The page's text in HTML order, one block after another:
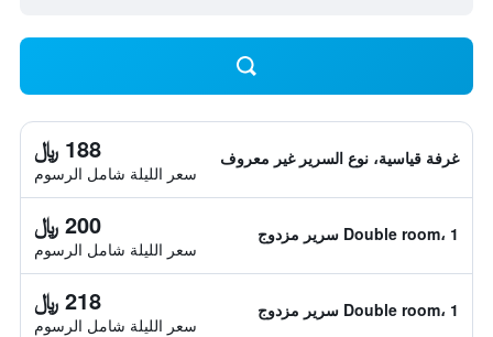
غرفة قياسية، نوع السرير غير معروف 188 ﷼
سعر الليلة شامل الرسوم
Double room، 1 سرير مزدوج 200 ﷼
سعر الليلة شامل الرسوم
Double room، 1 سرير مزدوج 218 ﷼
سعر الليلة شامل الرسوم